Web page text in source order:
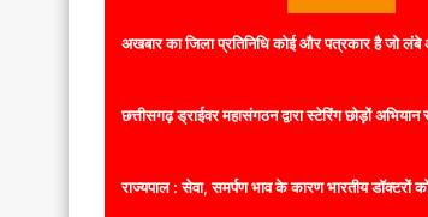
अखबार का जिला प्रतिनिधि कोई और पत्रकार है जो
छत्तीसगढ़ ड्राईवर महासंगठन द्वारा स्टेरिंग छोड़ों
राज्यपाल : सेवा, समर्पण भाव के कारण भारतीय डॉक्टरों